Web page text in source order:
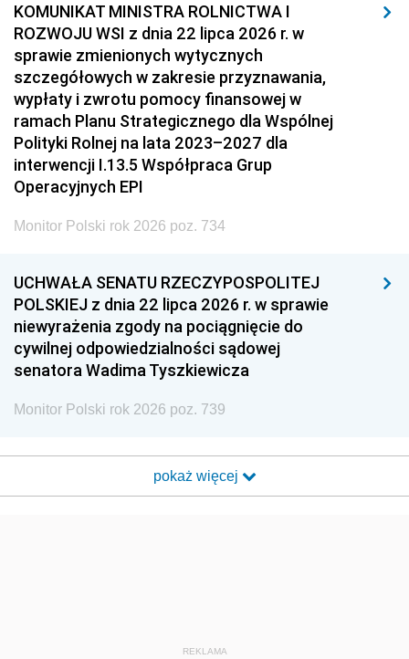
KOMUNIKAT MINISTRA ROLNICTWA I
ROZWOJU WSI z dnia 22 lipca 2026 r. w
sprawie zmienionych wytycznych
szczegółowych w zakresie przyznawania,
wypłaty i zwrotu pomocy finansowej w
ramach Planu Strategicznego dla Wspólnej
Polityki Rolnej na lata 2023–2027 dla
interwencji I.13.5 Współpraca Grup
Operacyjnych EPI
Monitor Polski rok 2026 poz. 734
UCHWAŁA SENATU RZECZYPOSPOLITEJ
POLSKIEJ z dnia 22 lipca 2026 r. w sprawie
niewyrażenia zgody na pociągnięcie do
cywilnej odpowiedzialności sądowej
senatora Wadima Tyszkiewicza
Monitor Polski rok 2026 poz. 739
pokaż więcej
REKLAMA